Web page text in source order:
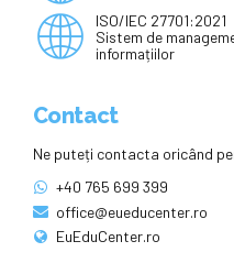
ISO/IEC 27701:2021
Sistem de
informațiilor
Contact
Ne puteți contacta oricând
+40 765 699 399
office@eueducenter.ro
EuEduCenter.ro